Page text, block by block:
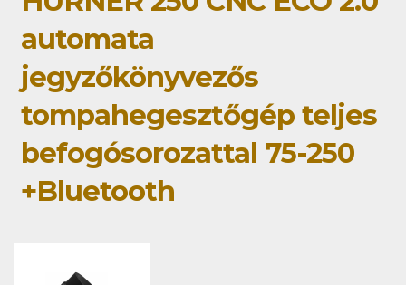
automata
jegyzőkönyvezős
tompahegesztőgép teljes
befogósorozattal 75-250
+Bluetooth